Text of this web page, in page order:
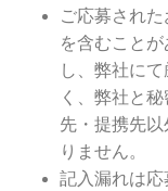
ご応募され
を含むこと
し、弊社に
く、弊社と
先・提携先
りません。
記入漏れは応